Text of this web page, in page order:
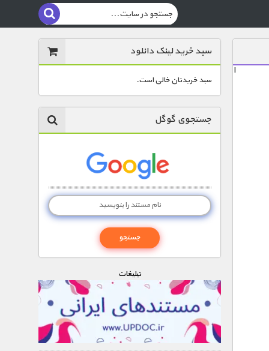
ا
سبد خرید لینک دانلود
سبد خریدتان خالی است.
جستجوی گوگل
تبليغات